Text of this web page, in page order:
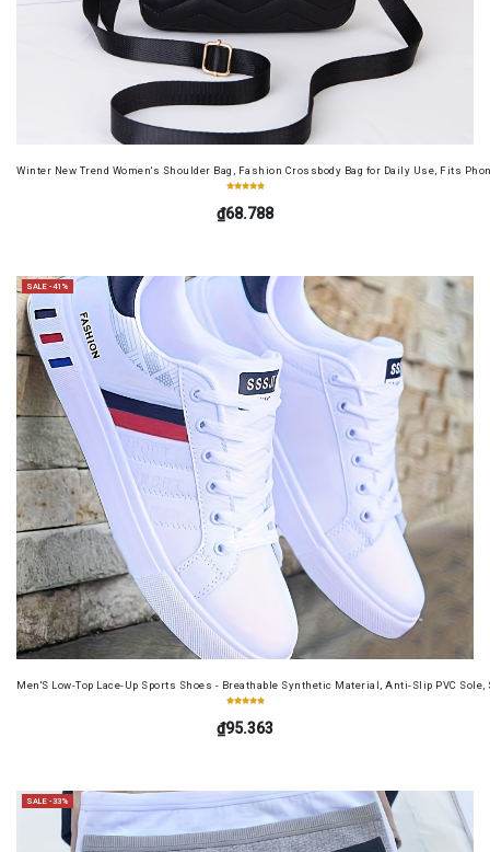
Winter New Trend Women's Shoulder Bag, Fashion Crossbody Bag for Daily Use, Fits
₫68.788
SALE -41%
Men'S Low-Top Lace-Up Sports Shoes - Breathable Synthetic Material, Anti-Slip PVC
₫95.363
SALE -33%